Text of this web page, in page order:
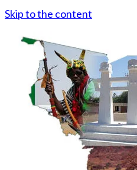
Skip to the content